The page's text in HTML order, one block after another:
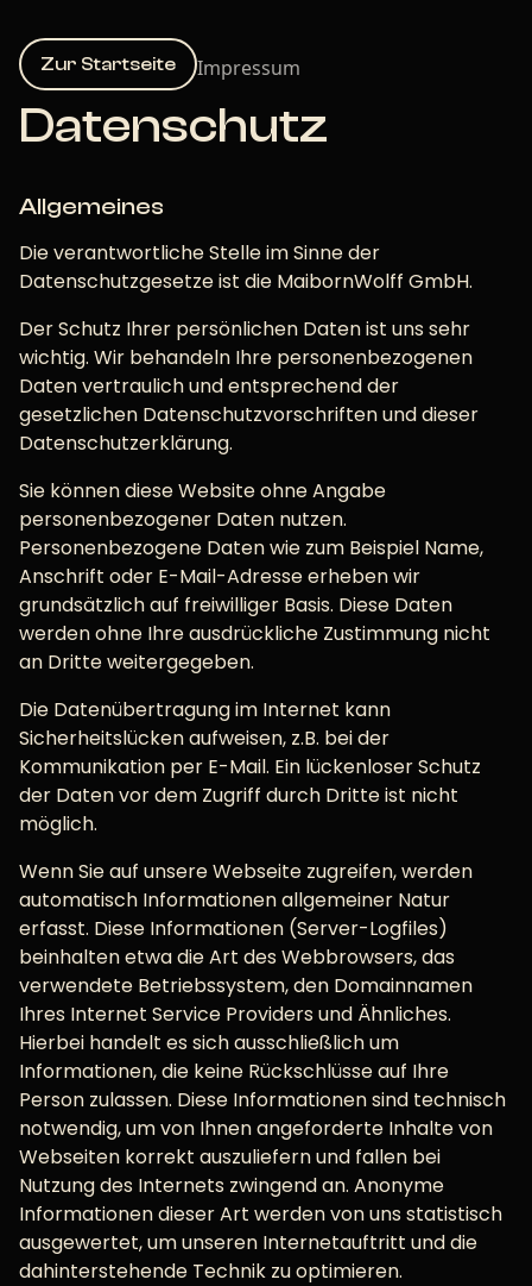
Zur Startseite Impressum
Datenschutz
Allgemeines
Die verantwortliche Stelle im Sinne der
Datenschutzgesetze ist die MaibornWolff GmbH.
Der Schutz Ihrer persönlichen Daten ist uns sehr
wichtig. Wir behandeln Ihre personenbezogenen
Daten vertraulich und entsprechend der
gesetzlichen Datenschutzvorschriften und dieser
Datenschutzerklärung.
Sie können diese Website ohne Angabe
personenbezogener Daten nutzen.
Personenbezogene Daten wie zum Beispiel Name,
Anschrift oder E-Mail-Adresse erheben wir
grundsätzlich auf freiwilliger Basis. Diese Daten
werden ohne Ihre ausdrückliche Zustimmung nicht
an Dritte weitergegeben.
Die Datenübertragung im Internet kann
Sicherheitslücken aufweisen, z.B. bei der
Kommunikation per E-Mail. Ein lückenloser Schutz
der Daten vor dem Zugriff durch Dritte ist nicht
möglich.
Wenn Sie auf unsere Webseite zugreifen, werden
automatisch Informationen allgemeiner Natur
erfasst. Diese Informationen (Server-Logfiles)
beinhalten etwa die Art des Webbrowsers, das
verwendete Betriebssystem, den Domainnamen
Ihres Internet Service Providers und Ähnliches.
Hierbei handelt es sich ausschließlich um
Informationen, die keine Rückschlüsse auf Ihre
Person zulassen. Diese Informationen sind technisch
notwendig, um von Ihnen angeforderte Inhalte von
Webseiten korrekt auszuliefern und fallen bei
Nutzung des Internets zwingend an. Anonyme
Informationen dieser Art werden von uns statistisch
ausgewertet, um unseren Internetauftritt und die
dahinterstehende Technik zu optimieren.